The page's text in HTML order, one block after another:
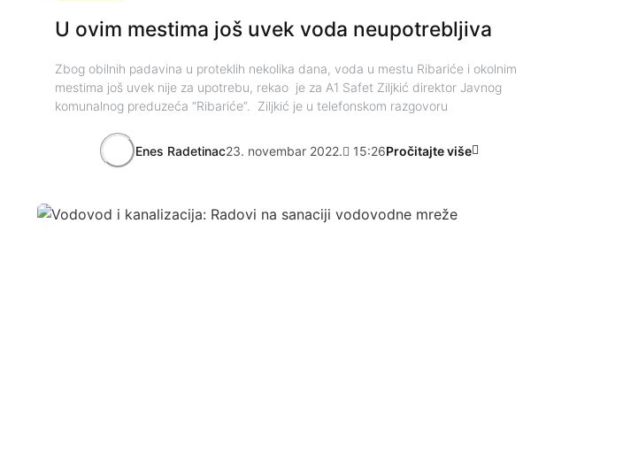
U ovim mestima još uvek voda neupotrebljiva
Zbog obilnih padavina u proteklih nekolika dana, voda u mestu Ribariće i okolnim
mestima još uvek nije za upotrebu, rekao je za A1 Safet Ziljkić direktor Javnog
komunalnog preduzeća “Ribariće”. Ziljkić je u telefonskom razgovoru
Enes Radetinac23. novembar 2022. 15:26Pročitajte više